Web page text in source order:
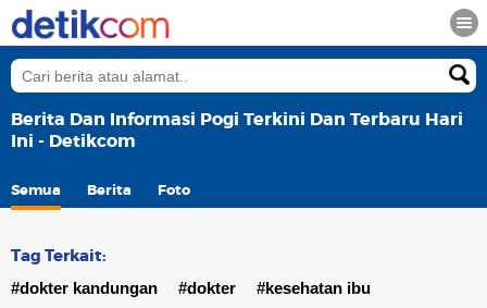
Berita Dan Informasi Pogi Terkini Dan Terbaru Hari
Ini - Detikcom
Semua Berita Foto
Tag Terkait:
#dokter kandungan #dokter
#kesehatan ibu